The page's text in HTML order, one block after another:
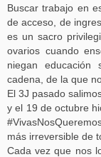
Buscar trabajo en
de acceso, de
es un sacro
ovarios cuando
niegan
cadena, de la que
El 3J pasado
y el 19 de octubre
más irreversible de
Cada vez que nos